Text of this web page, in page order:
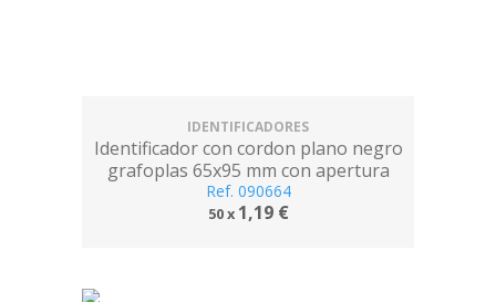
IDENTIFICADORES
Identificador con cordon plano negro
grafoplas 65x95 mm con apertura
lateral
Ref. 090664
50 x 1,19 €